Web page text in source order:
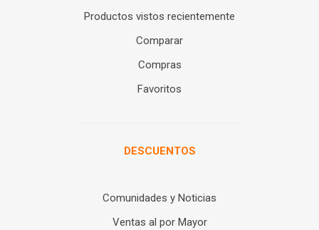
Productos vistos recientemente
Comparar
Compras
Favoritos
DESCUENTOS
Comunidades y Noticias
Ventas al por Mayor